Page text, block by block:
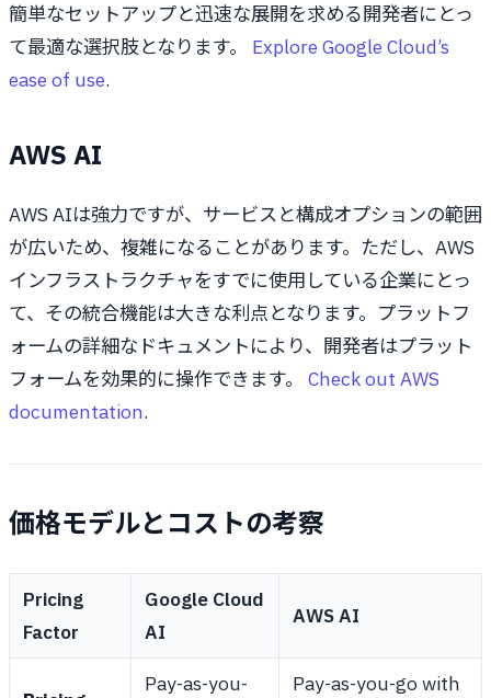
簡単なセットアップと迅速な展開を求める開発者にとっ
て最適な選択肢となります。 Explore Google Cloud’s
ease of use.
AWS AI
AWS AIは強力ですが、サービスと構成オプションの範囲
が広いため、複雑になることがあります。ただし、AWS
インフラストラクチャをすでに使用している企業にとっ
て、その統合機能は大きな利点となります。プラットフ
ォームの詳細なドキュメントにより、開発者はプラット
フォームを効果的に操作できます。 Check out AWS
documentation.
価格モデルとコストの考察
Pricing
Factor
Google Cloud
AI
AWS AI
Pay-as-you- Pay-as-you-go with